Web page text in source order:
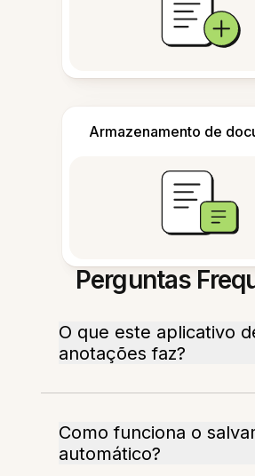
Armazenamento de
Perguntas
O que este aplicativo
anotações faz?
Como funciona o
automático?